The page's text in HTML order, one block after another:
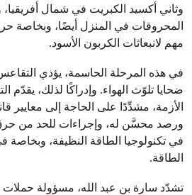
وثاني أكسيد الكبريت في شمال أفريقيا،
المحروقات في المنزل أيضًا، وبخاصة
مهم لانبعاثات الكربون الأسود.
في هذه المرحلة الحاسمة، يؤدي
ضحايا تلوّث الهواء. وإدراكًا لذلك، يقدّم
الأزمة، مشدِّدًا على الحاجة إلى معايير
ورصد محسَّن له، وإجراءات للحد من حرق
في تكنولوجيا الطاقة النظيفة،
الطاقة.
تشدّد سارة بن عبد الله، مسؤولة